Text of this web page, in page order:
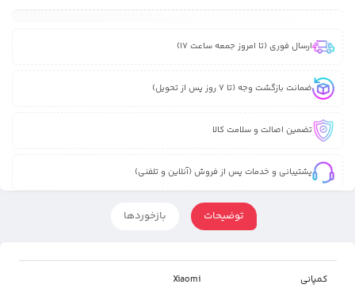
ارسال فوری (تا امروز جمعه ساعت 17)
ضمانت بازگشت وجه (تا 7 روز پس از تحویل)
تضمین اصالت و سلامت کالا
پشتیبانی و خدمات پس از فروش (آنلاین و تلفنی)
توضیحات بازخوردها
کمپانی Xiaomi